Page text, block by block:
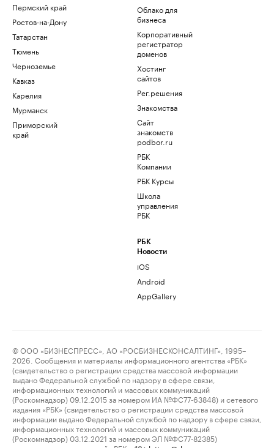
Пермский край
Ростов-на-Дону
Татарстан
Тюмень
Черноземье
Кавказ
Карелия
Мурманск
Приморский
край
Облако для
бизнеса
Корпоративный
регистратор
доменов
Хостинг
сайтов
Рег.решения
Знакомства
Сайт
знакомств
podbor.ru
РБК
Компании
РБК Курсы
Школа
управления
РБК
РБК
Новости
iOS
Android
AppGallery
© ООО «БИЗНЕСПРЕСС», АО «РОСБИЗНЕСКОНСАЛТИНГ», 1995–
2026. Сообщения и материалы информационного агентства «РБК»
(свидетельство о регистрации средства массовой информации
выдано Федеральной службой по надзору в сфере связи,
информационных технологий и массовых коммуникаций
(Роскомнадзор) 09.12.2015 за номером ИА №ФС77-63848) и сетевого
издания «РБК» (свидетельство о регистрации средства массовой
информации выдано Федеральной службой по надзору в сфере связи,
информационных технологий и массовых коммуникаций
(Роскомнадзор) 03.12.2021 за номером ЭЛ №ФС77-82385)